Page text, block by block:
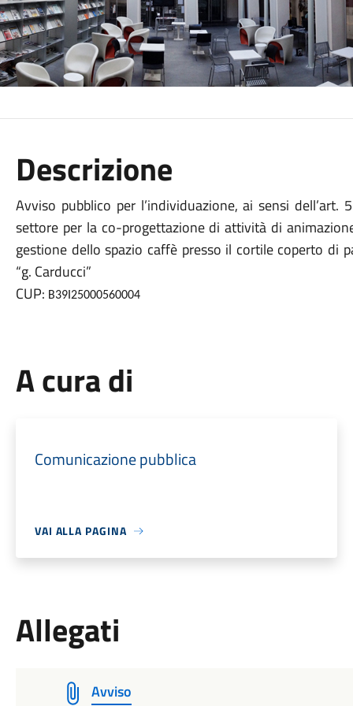
Descrizione
Avviso pubblico per l’individuazione, ai sensi
settore per la co-progettazione di attività di
gestione dello spazio caffè presso il cortile coperto di
“g. Carducci”
CUP: B39I25000560004
A cura di
Comunicazione pubblica
VAI ALLA PAGINA
Allegati
Avviso